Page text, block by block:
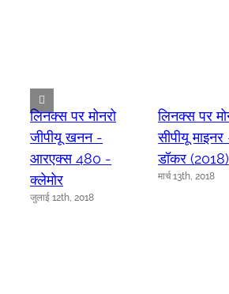
लिनक्स पर मोनरो
जीपीयू खनन -
आरएक्स 480 -
क्लेमोर
जुलाई 12th, 2018
लिनक्स पर
सीपीयू माइनर
डॉकर (2018)
मार्च 13th, 2018